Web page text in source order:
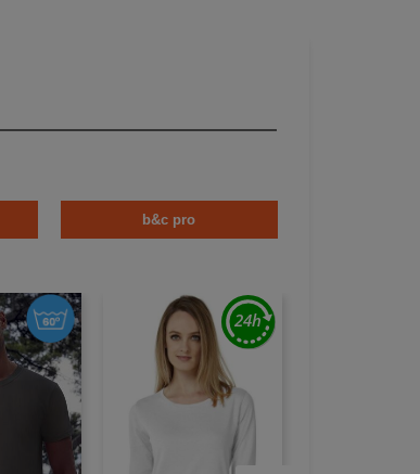
b&c pro